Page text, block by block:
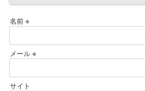
名前 ※
メール ※
サイト